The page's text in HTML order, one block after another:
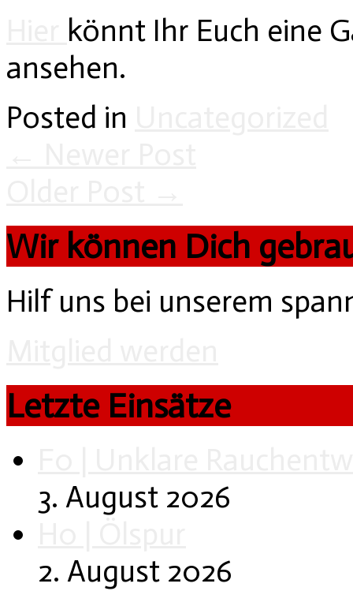
könnt Ihr Euch eine
ansehen.
Posted in
Wir können Dich
Hilf uns bei unserem
Letzte Einsätze
3. August 2026
2. August 2026